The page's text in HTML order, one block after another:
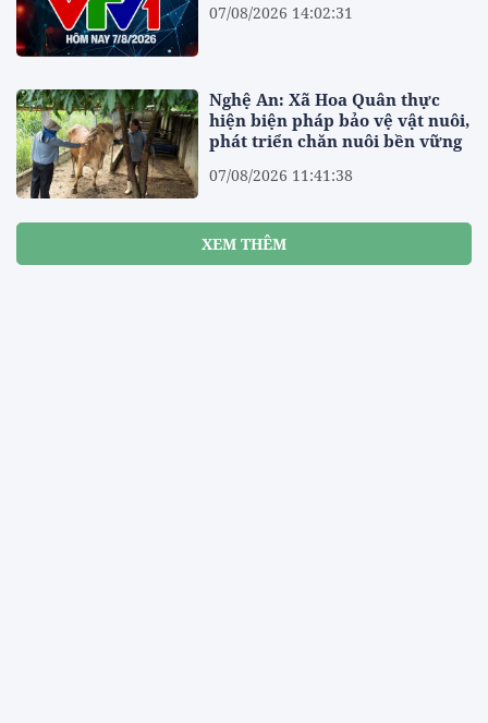
07/08/2026 14:02:31
Nghệ An: Xã Hoa Quân thực
hiện biện pháp bảo vệ vật nuôi,
phát triển chăn nuôi bền vững
07/08/2026 11:41:38
XEM THÊM